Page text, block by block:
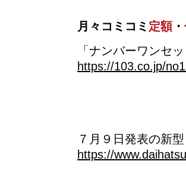
月々コミコミ 定額・
「ナンバーワンセ
https://103.co.jp/
７月９日発表の新
https://